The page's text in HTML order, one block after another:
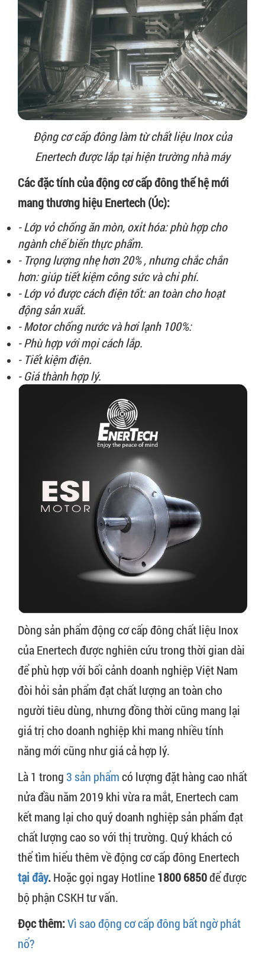
Động cơ cấp đông làm từ chất liệu Inox của
Enertech được lắp tại hiện trường nhà máy
Các đặc tính của động cơ cấp đông thế hệ mới
mang thương hiệu Enertech (Úc):
- Lớp vỏ chống ăn mòn, oxit hóa: phù hợp cho
ngành chế biến thực phẩm.
- Trọng lượng nhẹ hơn 20% , nhưng chắc chắn
hơn: giúp tiết kiệm công sức và chi phí.
- Lớp vỏ được cách điện tốt: an toàn cho hoạt
động sản xuất.
- Motor chống nước và hơi lạnh 100%:
- Phù hợp với mọi cách lắp.
- Tiết kiệm điện.
- Giá thành hợp lý.
Dòng sản phẩm động cơ cấp đông chất liệu Inox
của Enertech được nghiên cứu trong thời gian dài
để phù hợp với bối cảnh doanh nghiệp Việt Nam
đòi hỏi sản phẩm đạt chất lượng an toàn cho
người tiêu dùng, nhưng đồng thời cũng mang lại
giá trị cho doanh nghiệp khi mang nhiều tính
năng mới cũng như giá cả hợp lý.
Là 1 trong3 sản phẩmcó lượng đặt hàng cao nhất
nửa đầu năm 2019 khi vừa ra mắt, Enertech cam
kết mang lại cho quý doanh nghiệp sản phẩm đạt
chất lượng cao so với thị trường. Quý khách có
thể tìm hiểu thêm về động cơ cấp đông Enertech
tại đây.Hoặc gọi ngay Hotline1800 6850để được
bộ phận CSKH tư vấn.
Đọc thêm:Vì sao động cơ cấp đông bất ngờ phát
nổ?